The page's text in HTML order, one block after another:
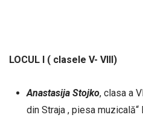
LOCUL I ( clasele V- VIII)
Anastasija Stojko, clasa a
din Straja , piesa